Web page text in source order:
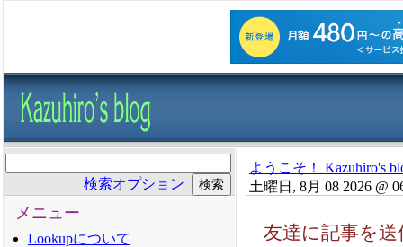
検索オプション
メニュー
Lookupについて
ようこそ！ Kazuhiro's
土曜日, 8月 08 2026 @
友達に記事を